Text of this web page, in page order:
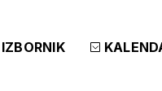
IZBORNIK